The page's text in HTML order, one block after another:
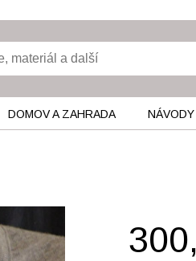
DOMOV A ZAHRADA